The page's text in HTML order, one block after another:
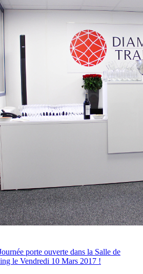
porte ouverte dans la Salle de
le Vendredi 10 Mars 2017 !